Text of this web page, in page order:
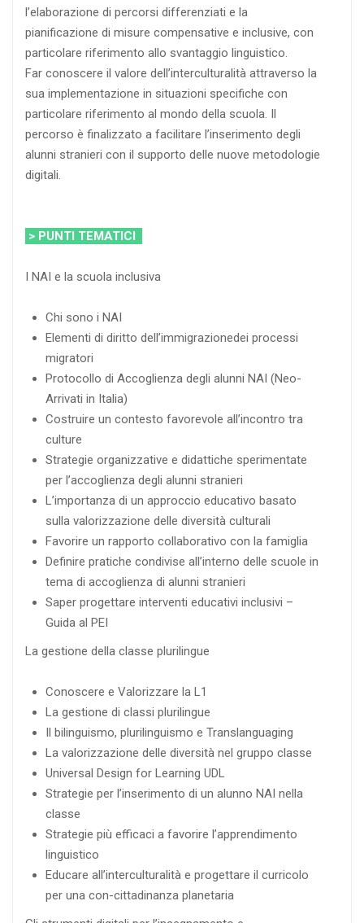
l’elaborazione di percorsi differenziati e la
pianificazione di misure compensative e inclusive, con
particolare riferimento allo svantaggio linguistico.
Far conoscere il valore dell’interculturalità attraverso la
sua implementazione in situazioni specifiche con
particolare riferimento al mondo della scuola. Il
percorso è finalizzato a facilitare l’inserimento degli
alunni stranieri con il supporto delle nuove metodologie
digitali.
> PUNTI TEMATICI
I NAI e la scuola inclusiva
Chi sono i NAI
Elementi di diritto dell’immigrazionedei processi
migratori
Protocollo di Accoglienza degli alunni NAI (Neo-
Arrivati in Italia)
Costruire un contesto favorevole all’incontro tra
culture
Strategie organizzative e didattiche sperimentate
per l’accoglienza degli alunni stranieri
L’importanza di un approccio educativo basato
sulla valorizzazione delle diversità culturali
Favorire un rapporto collaborativo con la famiglia
Definire pratiche condivise all’interno delle scuole in
tema di accoglienza di alunni stranieri
Saper progettare interventi educativi inclusivi –
Guida al PEI
La gestione della classe plurilingue
Conoscere e Valorizzare la L1
La gestione di classi plurilingue
Il bilinguismo, plurilinguismo e Translanguaging
La valorizzazione delle diversità nel gruppo classe
Universal Design for Learning UDL
Strategie per l’inserimento di un alunno NAI nella
classe
Strategie più efficaci a favorire l’apprendimento
linguistico
Educare all’interculturalità e progettare il curricolo
per una con-cittadinanza planetaria